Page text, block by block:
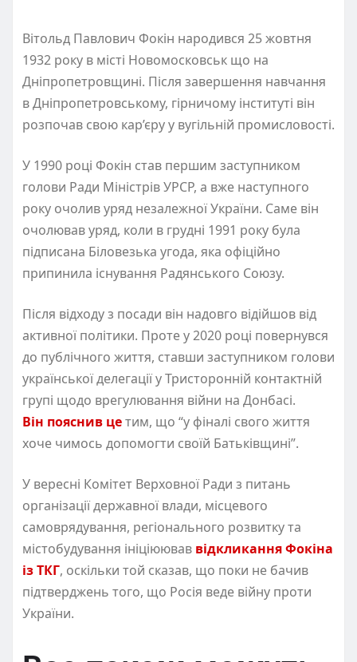
Вітольд Павлович Фокін народився 25 жовтня
1932 року в місті Новомосковськ що на
Дніпропетровщині. Після завершення навчання
в Дніпропетровському, гірничому інституті він
розпочав свою кар’єру у вугільній промисловості.
У 1990 році Фокін став першим заступником
голови Ради Міністрів УРСР, а вже наступного
року очолив уряд незалежної України. Саме він
очолював уряд, коли в грудні 1991 року була
підписана Біловезька угода, яка офіційно
припинила існування Радянського Союзу.
Після відходу з посади він надовго відійшов від
активної політики. Проте у 2020 році повернувся
до публічного життя, ставши заступником голови
української делегації у Тристоронній контактній
групі щодо врегулювання війни на Донбасі.
Він пояснив цетим, що “у фіналі свого життя
хоче чимось допомогти своїй Батьківщині”.
У вересні Комітет Верховної Ради з питань
організації державної влади, місцевого
самоврядування, регіонального розвитку та
містобудування ініціюював відкликання Фокіна
із ТКГ, оскільки той сказав, що поки не бачив
підтверджень того, що Росія веде війну проти
України.